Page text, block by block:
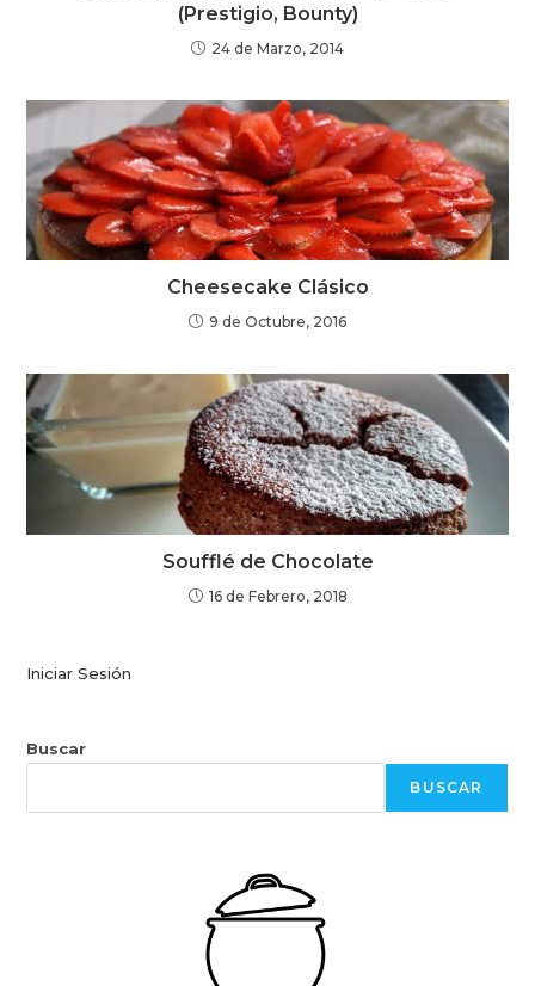
(Prestigio, Bounty)
24 de Marzo, 2014
Cheesecake Clásico
9 de Octubre, 2016
Soufflé de Chocolate
16 de Febrero, 2018
Iniciar Sesión
Buscar
BUSCAR